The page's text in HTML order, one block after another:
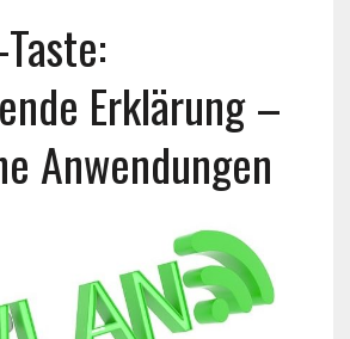
Erklärung –
Anwendungen